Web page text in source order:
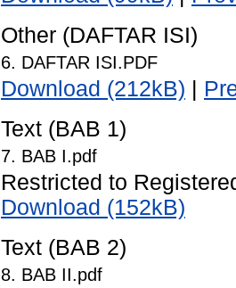
Other (DAFTAR ISI)
6. DAFTAR ISI.PDF
Download (212kB)
Text (BAB 1)
7. BAB I.pdf
Restricted to
Download (152kB)
Text (BAB 2)
8. BAB II.pdf